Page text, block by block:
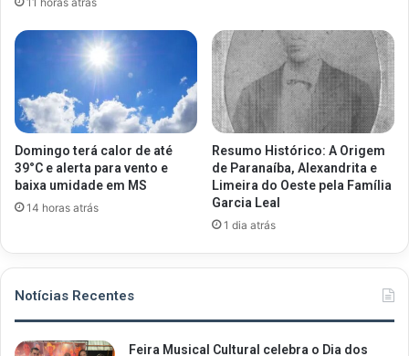
Domingo terá calor de até
39°C e alerta para vento e
baixa umidade em MS
14 horas atrás
Resumo Histórico: A Origem
de Paranaíba, Alexandrita e
Limeira do Oeste pela Família
Garcia Leal
1 dia atrás
Notícias Recentes
Feira Musical Cultural celebra o Dia dos